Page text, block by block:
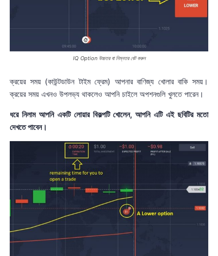
IQ Option উচ্চতর বা নিম্নতর বেট করুন
ক্রয়ের সময় (কাউন্টডাউন টাইম ফ্রেম) আপনার বাণিজ্য খোলার বাকি সময়।
ক্রয়ের সময় এখনও উপলভ্য থাকলেও আপনি চাইলে অপশনগুলি খুলতে পারেন।
ধরে নিলাম আপনি একটি লোয়ার বিকল্পটি খোলেন, আপনি এটি এই ছবিটির মতো
দেখতে পাবেন।